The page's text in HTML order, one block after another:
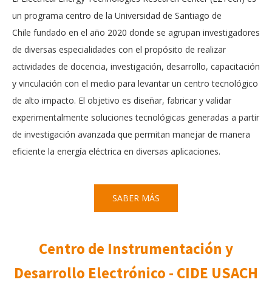
un programa centro de la Universidad de Santiago de
Chile fundado en el año 2020 donde se agrupan investigadores
de diversas especialidades con el propósito de realizar
actividades de docencia, investigación, desarrollo, capacitación
y vinculación con el medio para levantar un centro tecnológico
de alto impacto. El objetivo es diseñar, fabricar y validar
experimentalmente soluciones tecnológicas generadas a partir
de investigación avanzada que permitan manejar de manera
eficiente la energía eléctrica en diversas aplicaciones.
SABER MÁS
Centro de Instrumentación y
Desarrollo Electrónico - CIDE USACH